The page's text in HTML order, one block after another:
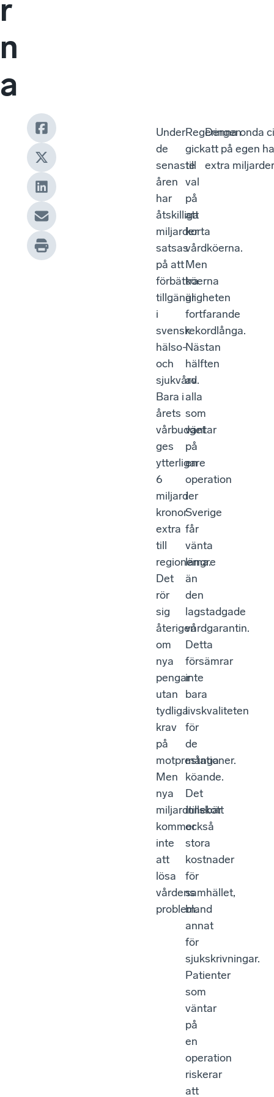
r
n
a
Under
de
senaste
åren
har
åtskilliga
miljarder
satsas
på att
förbättra
tillgängligheten
i
svensk
hälso-
och
sjukvård.
Bara i
årets
vårbudget
ges
ytterligare
6
miljarder
kronor
extra
till
regionerna.
Det
rör
sig
återigen
om
nya
pengar
utan
tydliga
krav
på
motprestationer.
Men
nya
miljardtillskott
kommer
inte
att
lösa
vårdens
problem.
Regeringen
gick
till
val
på
att
korta
vårdköerna.
Men
köerna
är
fortfarande
rekordlånga.
Nästan
hälften
av
alla
som
väntar
på
en
operation
i
Sverige
får
vänta
längre
än
den
lagstadgade
vårdgarantin.
Detta
försämrar
inte
bara
livskvaliteten
för
de
många
köande.
Det
innebär
också
stora
kostnader
för
samhället,
bland
annat
för
sjukskrivningar.
Patienter
som
väntar
på
en
operation
riskerar
att
Denna onda
att på egen
extra